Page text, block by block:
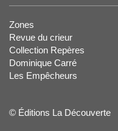
Zones
Revue du crieur
Collection Repères
Dominique Carré
Les Empêcheurs
© Éditions La Découverte